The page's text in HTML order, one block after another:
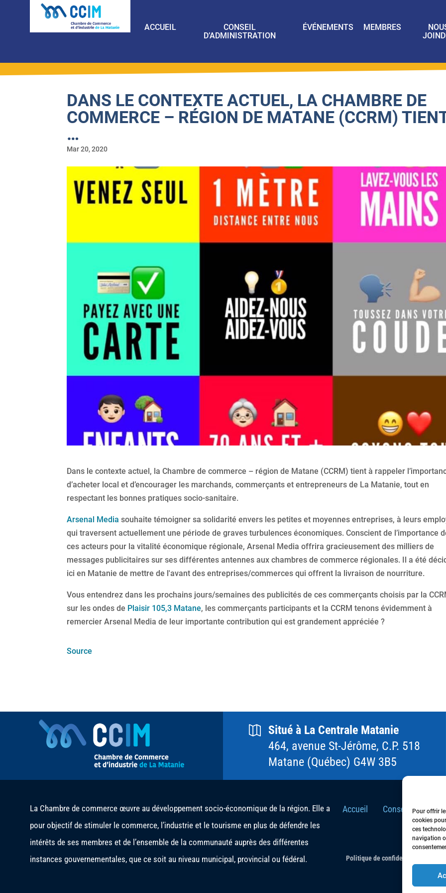
Pour offrir
cookies
ces
navigation
ACCUEIL
CONSEIL
D’ADMINISTRATION
ÉVÉNEMENTS MEMBRES
DANS LE CONTEXTE ACTUEL, LA CHAMBRE DE
COMMERCE – RÉGION DE MATANE (CCRM)
…
Mar 20, 2020
Dans le contexte actuel, la Chambre de commerce – région de Matane (CCRM) tient à rappeler
d’acheter local et d’encourager les marchands, commerçants et entrepreneurs de La Matanie, tout en
respectant les bonnes pratiques socio-sanitaire.
Arsenal Media souhaite témoigner sa solidarité envers les petites et moyennes entreprises, à leurs
qui traversent actuellement une période de graves turbulences économiques. Conscient de l’importance
ces acteurs pour la vitalité économique régionale, Arsenal Media offrira gracieusement des milliers de
messages publicitaires sur ses différentes antennes aux chambres de commerce régionales. Il a été
ici en Matanie de mettre de l'avant des entreprises/commerces qui offrent la livraison de nourriture.
Vous entendrez dans les prochains jours/semaines des publicités de ces commerçants choisis par la
sur les ondes de Plaisir 105,3 Matane, les commerçants participants et la CCRM tenons évidemment à
remercier Arsenal Media de leur importante contribution qui est grandement appréciée?
Source
Situé à La Centrale Matanie
464, avenue St-Jérôme, C.P. 518
Matane (Québec) G4W 3B5
La Chambre de commerce œuvre au développement socio-économique de la région. Elle a
pour objectif de stimuler le commerce, l’industrie et le tourisme en plus de défendre les
intérêts de ses membres et de l’ensemble de la communauté auprès des différentes
instances gouvernementales, que ce soit au niveau municipal, provincial ou fédéral.
Accueil Conseil
Politique de confidentialité